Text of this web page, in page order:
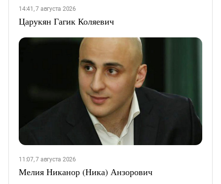
14:41, 7 августа 2026
Царукян Гагик Коляевич
11:07, 7 августа 2026
Мелия Никанор (Ника) Анзорович